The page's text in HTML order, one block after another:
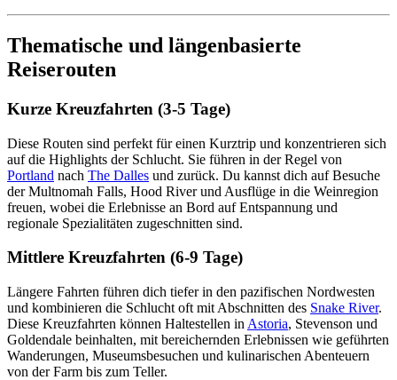
Thematische und längenbasierte
Reiserouten
Kurze Kreuzfahrten (3-5 Tage)
Diese Routen sind perfekt für einen Kurztrip und konzentrieren sich
auf die Highlights der Schlucht. Sie führen in der Regel von
Portland nach The Dalles und zurück. Du kannst dich auf Besuche
der Multnomah Falls, Hood River und Ausflüge in die Weinregion
freuen, wobei die Erlebnisse an Bord auf Entspannung und
regionale Spezialitäten zugeschnitten sind.
Mittlere Kreuzfahrten (6-9 Tage)
Längere Fahrten führen dich tiefer in den pazifischen Nordwesten
und kombinieren die Schlucht oft mit Abschnitten des Snake River.
Diese Kreuzfahrten können Haltestellen in Astoria, Stevenson und
Goldendale beinhalten, mit bereichernden Erlebnissen wie geführten
Wanderungen, Museumsbesuchen und kulinarischen Abenteuern
von der Farm bis zum Teller.